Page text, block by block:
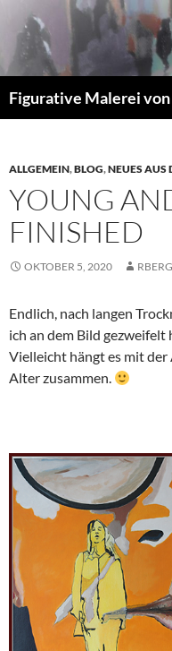
Inhalt
springen
ALLGEMEIN,BLOG,NEUES AUS
YOUNG
FINISHED
OKTOBER 5, 2020
Endlich, nach langen
ich an dem Bild
Vielleicht hängt es mit
Alter zusammen.